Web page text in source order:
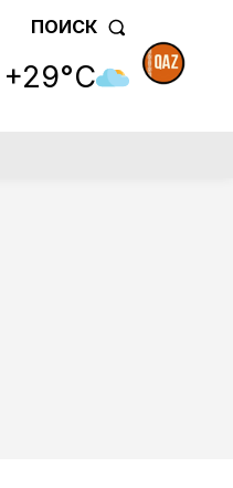
ПОИСК
+29°C